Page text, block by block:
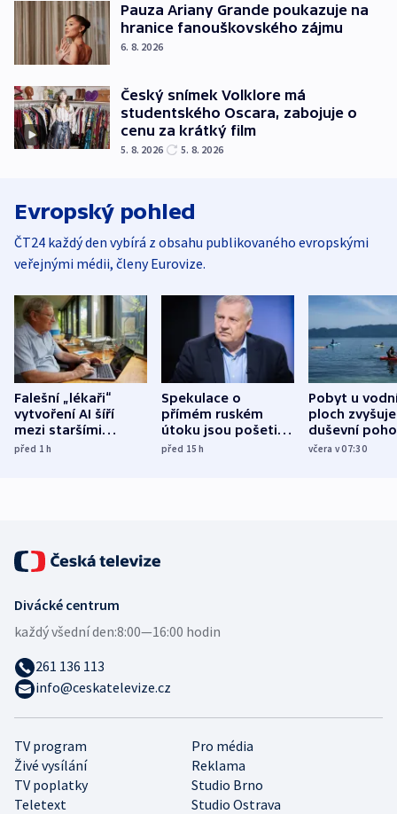
Pauza Ariany Grande poukazuje na
hranice fanouškovského zájmu
6. 8. 2026
Český snímek Volklore má
studentského Oscara, zabojuje o
cenu za krátký film
5. 8. 2026 5. 8. 2026
Evropský pohled
ČT24 každý den vybírá z obsahu publikovaného evropskými
veřejnými médii, členy Eurovize.
Falešní „lékaři“
vytvoření AI šíří
mezi staršími
Poláky nebezpečné
před 1h
Spekulace o
přímém ruském
útoku jsou pošetilé,
míní estonský
před 15h
Pobyt u
ploch zvyšuje
duševní
ukázala
včera v 07:30
TV program
Pro média
Živé vysílání
Reklama
TV poplatky
Studio Brno
Teletext
Studio Ostrava
Divácké centrum
každý všední den:8:00—16:00 hodin
261 136 113
info@ceskatelevize.cz